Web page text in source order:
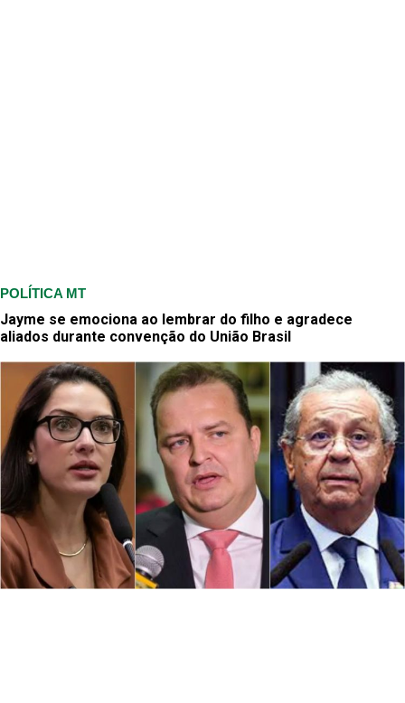
POLÍTICA MT
Jayme se emociona ao lembrar do filho e agradece
aliados durante convenção do União Brasil